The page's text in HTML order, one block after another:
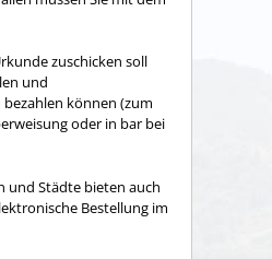
zuschicken soll
und
bezahlen können (zum
oder in bar bei
und Städte bieten auch
Bestellung im